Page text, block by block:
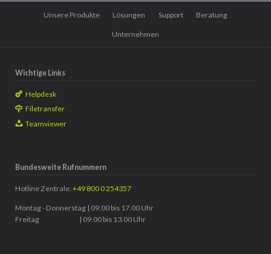
Navigation
Unsere Produkte Lösungen Support Beratung
Unternehmen
Wichtige Links
Helpdesk
Filetransfer
Teamviewer
Bundesweite Rufnummern
Hotline Zentrale: +49 800 0 254357
Montag - Donnerstag | 09.00 bis 17.00 Uhr
Freitag | 09.00 bis 13.00 Uhr